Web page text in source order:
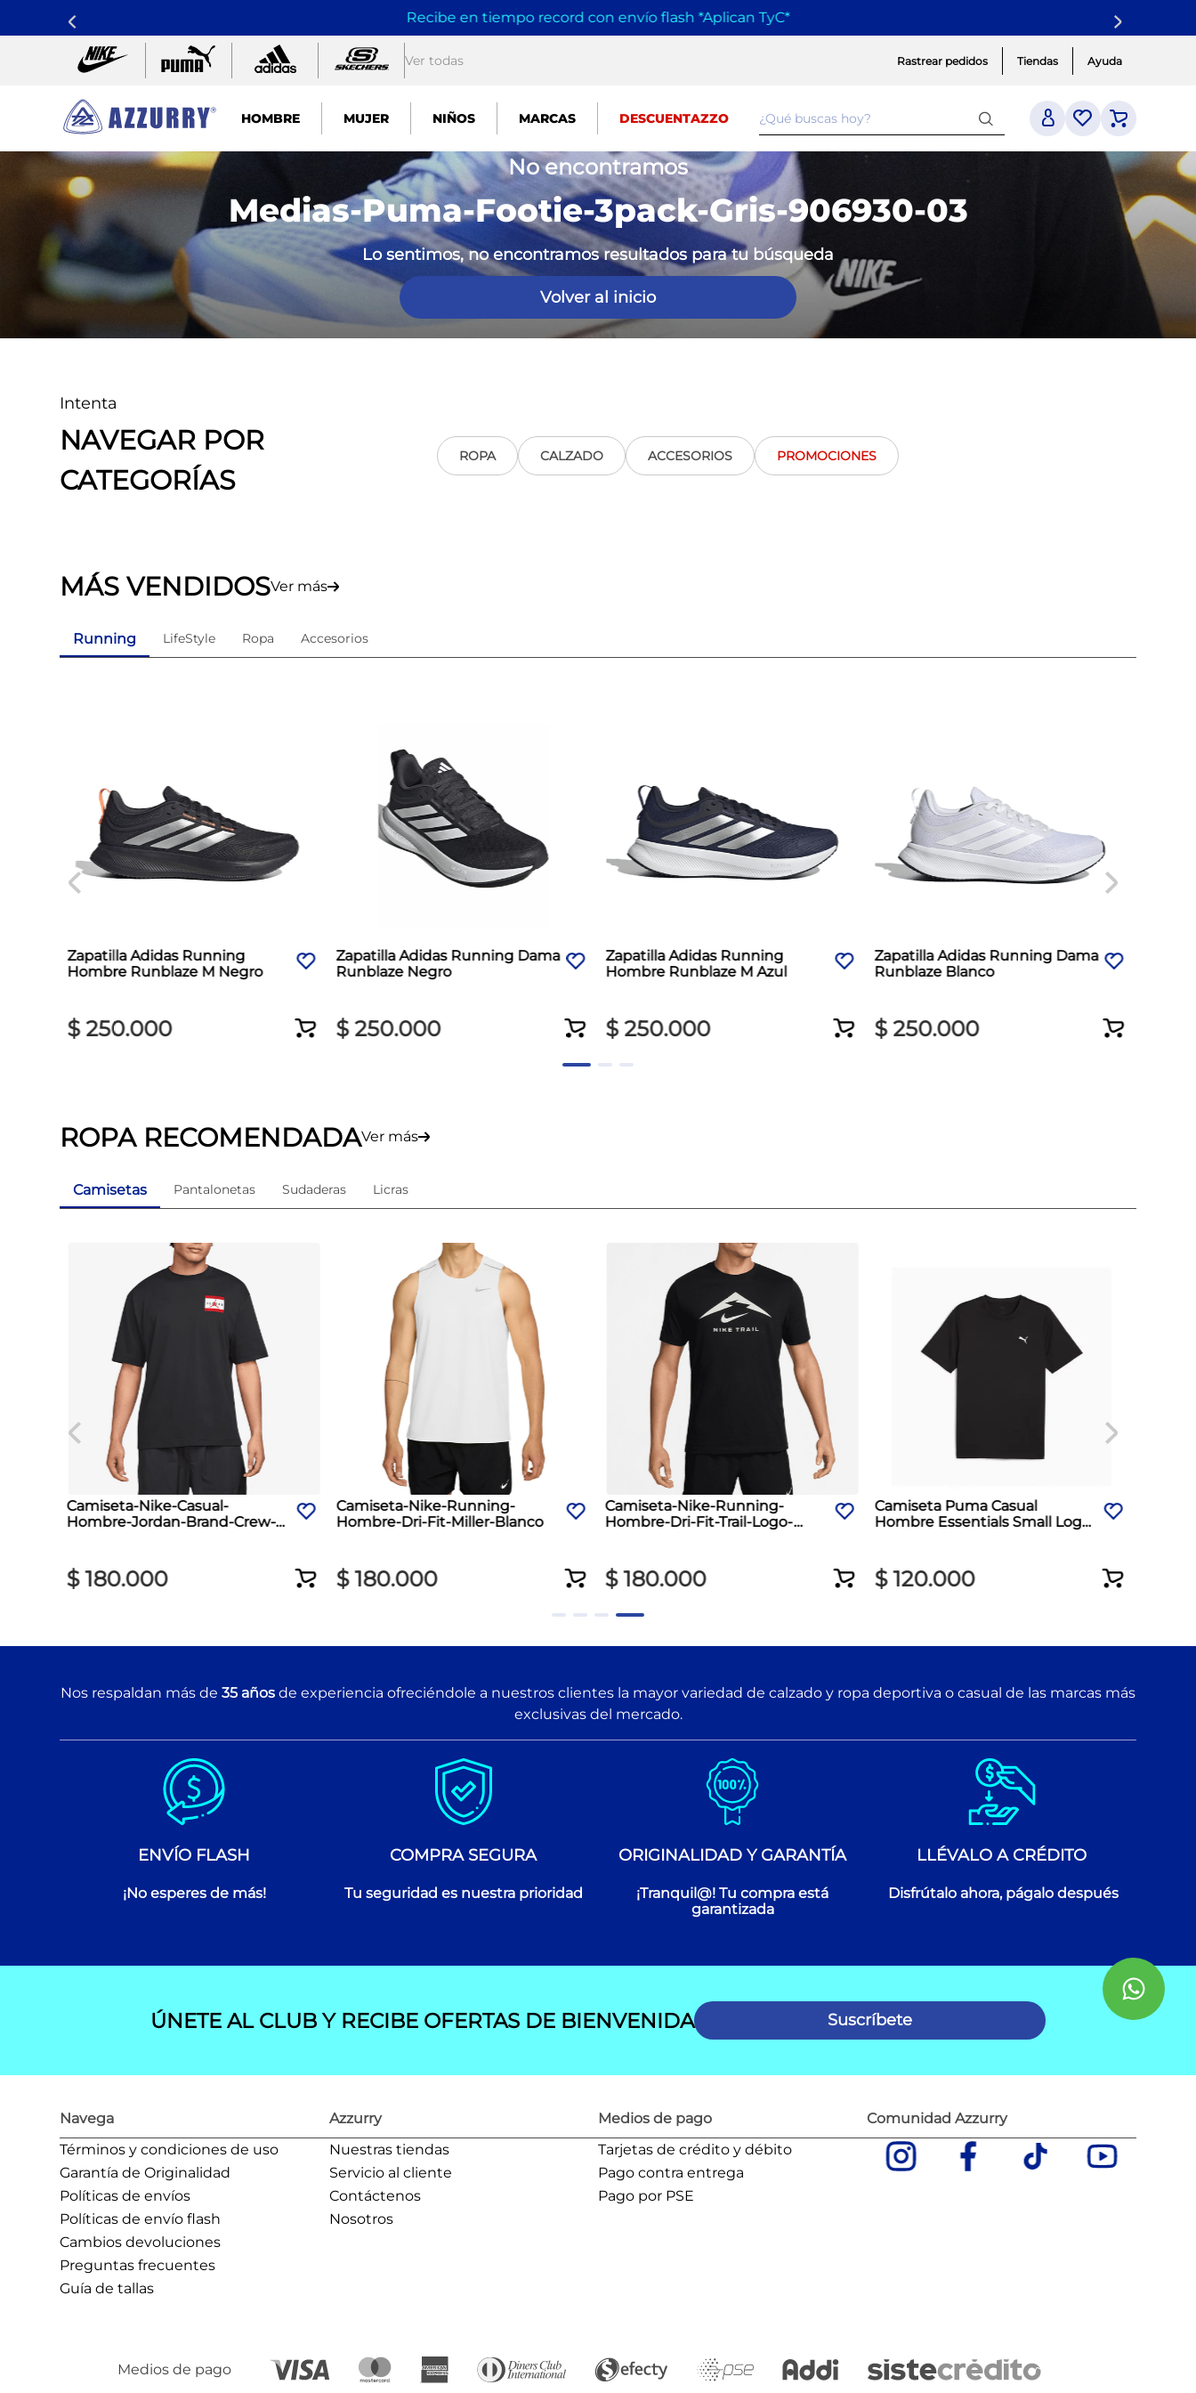
Recibe en tiempo record con envío flash *Aplican TyC*
Ver todas Rastrear pedidos Tiendas Ayuda
HOMBRE MUJER NIÑOS MARCAS DESCUENTAZZO
No encontramos
Medias-Puma-Footie-3pack-Gris-906930-03
Lo sentimos, no encontramos resultados para tu búsqueda
Volver al inicio
Intenta
NAVEGAR POR
CATEGORÍAS
ROPA CALZADO ACCESORIOS PROMOCIONES
MÁS VENDIDOSVer más
Running LifeStyle Ropa Accesorios
Zapatilla Adidas Running
Hombre Runblaze M Negro
$ 250.000
Zapatilla Adidas Running Dama
Runblaze Negro
$ 250.000
Zapatilla Adidas Running
Hombre Runblaze M Azul
$ 250.000
Zapatilla Adidas Running Dama
Runblaze Blanco
$ 250.000
ROPA RECOMENDADAVer más
Camisetas Pantalonetas Sudaderas Licras
Camiseta-Nike-Casual-
Hombre-Jordan-Brand-Crew-
$ 180.000
Camiseta-Nike-Running-
Hombre-Dri-Fit-Miller-Blanco
$ 180.000
Camiseta-Nike-Running-
Hombre-Dri-Fit-Trail-Logo-
$ 180.000
Camiseta Puma Casual
Hombre Essentials Small Logo
$ 120.000
Nos respaldan más de 35 años de experiencia ofreciéndole a nuestros clientes la mayor variedad de calzado y ropa deportiva o casual de las marcas más
exclusivas del mercado.
ENVÍO FLASH
¡No esperes de más!
COMPRA SEGURA
Tu seguridad es nuestra prioridad
ORIGINALIDAD Y GARANTÍA
¡Tranquil@! Tu compra está
garantizada
LLÉVALO A CRÉDITO
Disfrútalo ahora, págalo después
ÚNETE AL CLUB Y RECIBE OFERTAS DE BIENVENIDA Suscríbete
Navega
Términos y condiciones de uso
Garantía de Originalidad
Políticas de envíos
Políticas de envío flash
Cambios devoluciones
Preguntas frecuentes
Guía de tallas
Azzurry
Nuestras tiendas
Servicio al cliente
Contáctenos
Nosotros
Medios de pago
Tarjetas de crédito y débito
Pago contra entrega
Pago por PSE
Comunidad Azzurry
Medios de pago
TÉRMINOS MÁS BUSCADOS
1.
nike pacific
guayos
sandalias
tenis hombre
skechers mujer
guayos sintéticos
nike mujer